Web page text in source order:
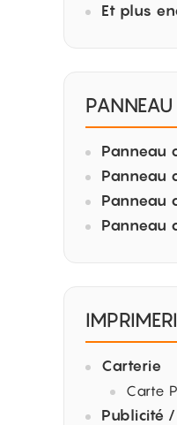
Et plus
Panneau
Panneau
Panneau
Panneau
Carterie
Carte
Publicité